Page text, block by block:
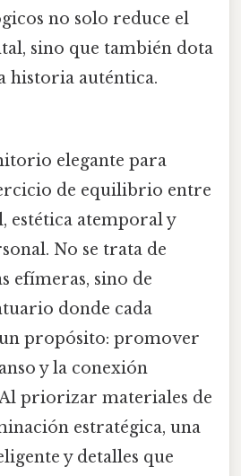
no solo reduce el
sino que también dota
historia auténtica.
elegante para
de equilibrio entre
estética atemporal y
No se trata de
efímeras, sino de
donde cada
propósito: promover
y la conexión
priorizar materiales de
estratégica, una
y detalles que